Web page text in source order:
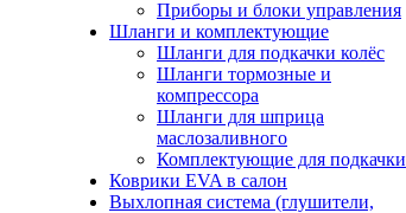
Приборы и блоки управления
Шланги и комплектующие
Шланги для подкачки колёс
Шланги тормозные и
компрессора
Шланги для шприца
маслозаливного
Комплектующие для подкачки
Коврики EVA в салон
Выхлопная система (глушители,